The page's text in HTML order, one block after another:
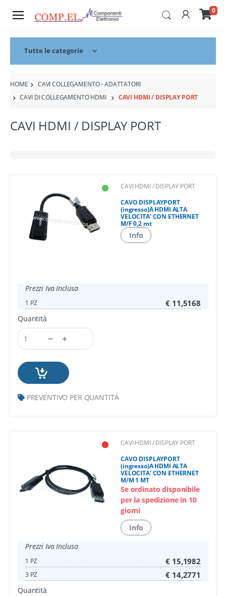
0
Tutte le categorie
HOME
CAVI COLLEGAMENTO - ADATTATORI
CAVI DI COLLEGAMENTO HDMI
CAVI HDMI / DISPLAY PORT
CAVI HDMI / DISPLAY PORT
CAVI HDMI / DISPLAY PORT
CAVO DISPLAYPORT
(ingresso)A HDMI ALTA
VELOCITA' CON ETHERNET
M/F 0,2 mt
Info
Prezzi Iva Inclusa
1 PZ € 11,5168
Quantità
PREVENTIVO PER QUANTITÀ
CAVI HDMI / DISPLAY PORT
CAVO DISPLAYPORT
(ingresso)A HDMI ALTA
VELOCITA' CON ETHERNET
M/M 1 MT
Se ordinato disponibile
per la spedizione in 10
giorni
Info
Prezzi Iva Inclusa
1 PZ € 15,1982
3 PZ € 14,2771
Quantità